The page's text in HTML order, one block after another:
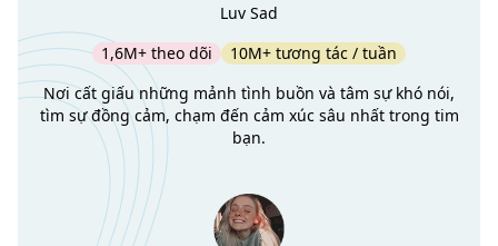
Luv Sad
1,6M+ theo dõi
10M+ tương tác / tuần
Nơi cất giấu những mảnh tình buồn và tâm sự khó nói,
tìm sự đồng cảm, chạm đến cảm xúc sâu nhất trong tim
bạn.